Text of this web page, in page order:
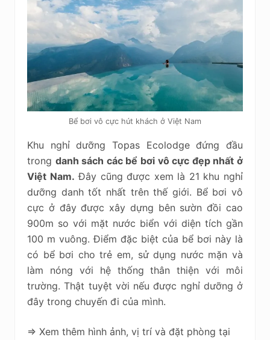
Bể bơi vô cực hút khách ở Việt Nam
Khu nghỉ dưỡng Topas Ecolodge đứng đầu
trong danh sách các bể bơi vô cực đẹp nhất ở
Việt Nam. Đây cũng được xem là 21 khu nghỉ
dưỡng danh tốt nhất trên thế giới. Bể bơi vô
cực ở đây được xây dựng bên sườn đồi cao
900m so với mặt nước biển với diện tích gần
100 m vuông. Điểm đặc biệt của bể bơi này là
có bể bơi cho trẻ em, sử dụng nước mặn và
làm nóng với hệ thống thân thiện với môi
trường. Thật tuyệt vời nếu được nghỉ dưỡng ở
đây trong chuyến đi của mình.
=> Xem thêm hình ảnh, vị trí và đặt phòng tại